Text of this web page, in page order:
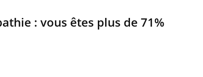
: vous êtes plus de 71%